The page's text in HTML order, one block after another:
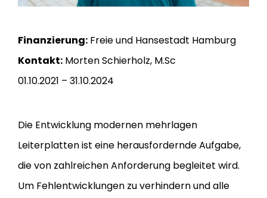
Finanzierung:Freie und Hansestadt Hamburg
Kontakt:Morten Schierholz, M.Sc
01.10.2021 – 31.10.2024
Die Entwicklung modernen mehrlagen
Leiterplatten ist eine herausfordernde Aufgabe,
die von zahlreichen Anforderung begleitet wird.
Um Fehlentwicklungen zu verhindern und alle